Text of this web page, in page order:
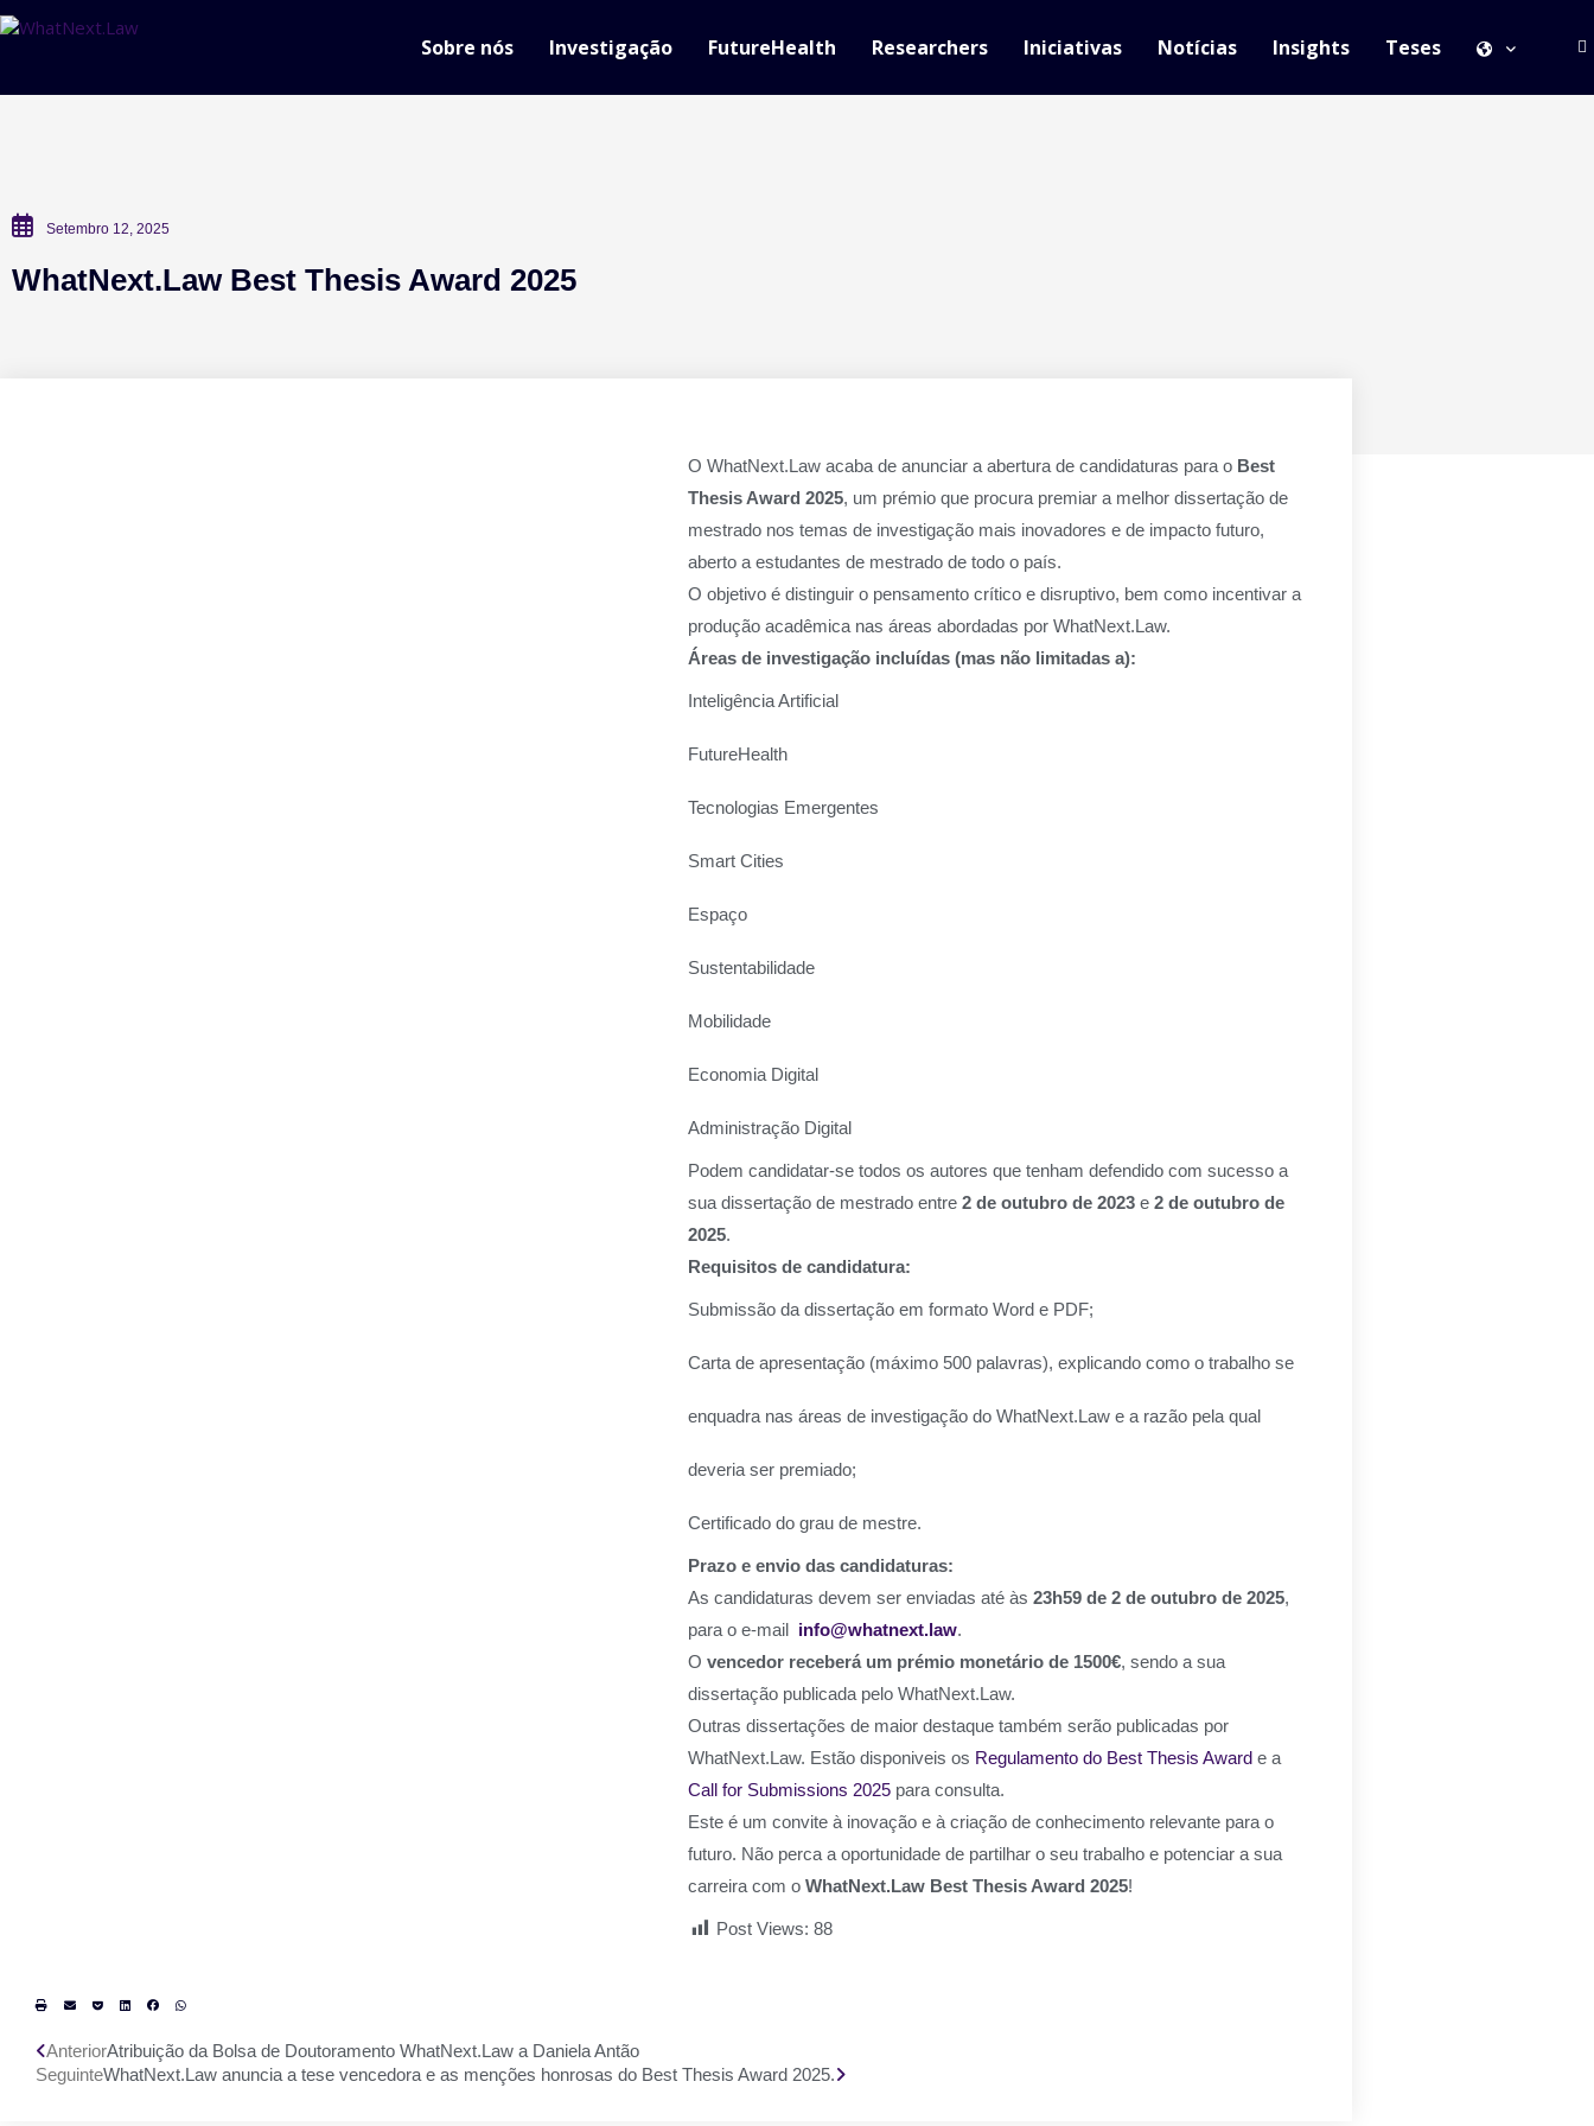
Sobre nós Investigação FutureHealth Researchers Iniciativas Notícias Insights Teses
Setembro 12, 2025
WhatNext.Law Best Thesis Award 2025
O WhatNext.Law acaba de anunciar a abertura de candidaturas para o Best
Thesis Award 2025, um prémio que procura premiar a melhor dissertação de
mestrado nos temas de investigação mais inovadores e de impacto futuro,
aberto a estudantes de mestrado de todo o país.
O objetivo é distinguir o pensamento crítico e disruptivo, bem como incentivar a
produção acadêmica nas áreas abordadas por WhatNext.Law.
Áreas de investigação incluídas (mas não limitadas a):
Inteligência Artificial
FutureHealth
Tecnologias Emergentes
Smart Cities
Espaço
Sustentabilidade
Mobilidade
Economia Digital
Administração Digital
Podem candidatar-se todos os autores que tenham defendido com sucesso a
sua dissertação de mestrado entre 2 de outubro de 2023 e 2 de outubro de
2025.
Requisitos de candidatura:
Submissão da dissertação em formato Word e PDF;
Carta de apresentação (máximo 500 palavras), explicando como o trabalho se
enquadra nas áreas de investigação do WhatNext.Law e a razão pela qual
deveria ser premiado;
Certificado do grau de mestre.
Prazo e envio das candidaturas:
As candidaturas devem ser enviadas até às 23h59 de 2 de outubro de 2025,
para o e-mail info@whatnext.law.
O vencedor receberá um prémio monetário de 1500€, sendo a sua
dissertação publicada pelo WhatNext.Law.
Outras dissertações de maior destaque também serão publicadas por
WhatNext.Law. Estão disponiveis os Regulamento do Best Thesis Award e a
Call for Submissions 2025 para consulta.
Este é um convite à inovação e à criação de conhecimento relevante para o
futuro. Não perca a oportunidade de partilhar o seu trabalho e potenciar a sua
carreira com o WhatNext.Law Best Thesis Award 2025!
Post Views: 88
AnteriorAtribuição da Bolsa de Doutoramento WhatNext.Law a Daniela Antão
SeguinteWhatNext.Law anuncia a tese vencedora e as menções honrosas do Best Thesis Award 2025.